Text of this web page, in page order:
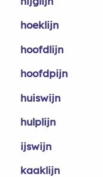
hoeklijn
hoofdlijn
hoofdpijn
huiswijn
hulplijn
ijswijn
kaaklijn